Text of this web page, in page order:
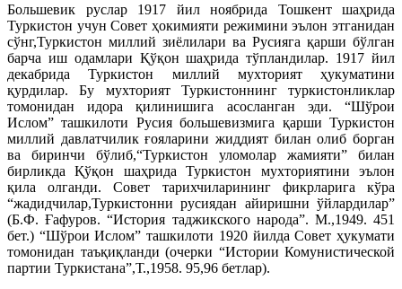
Большевик руслар 1917 йил ноябрида Тошкент шаҳрида
Туркистон учун Совет ҳокимияти режимини эълон этганидан
сўнг,Туркистон миллий зиёлилари ва Русияга қарши бўлган
барча иш одамлари Қўқон шаҳрида тўпландилар. 1917 йил
декабрида Туркистон миллий мухторият ҳукуматини
қурдилар. Бу мухторият Туркистоннинг туркистонликлар
томонидан идора қилинишига асосланган эди. “Шўрои
Ислом” ташкилоти Русия большевизмига қарши Туркистон
миллий давлатчилик ғояларини жиддият билан олиб борган
ва биринчи бўлиб,“Туркистон уломолар жамияти” билан
бирликда Қўқон шаҳрида Туркистон мухториятини эълон
қила олганди. Совет тарихчиларининг фикрларига кўра
“жадидчилар,Туркистонни русиядан айиришни ўйлардилар”
(Б.Ф. Ғафуров. “История таджикского народа”. М.,1949. 451
бет.) “Шўрои Ислом” ташкилоти 1920 йилда Совет ҳукумати
томонидан таъқиқланди (очерки “Истории Комунистической
партии Туркистана”,Т.,1958. 95,96 бетлар).